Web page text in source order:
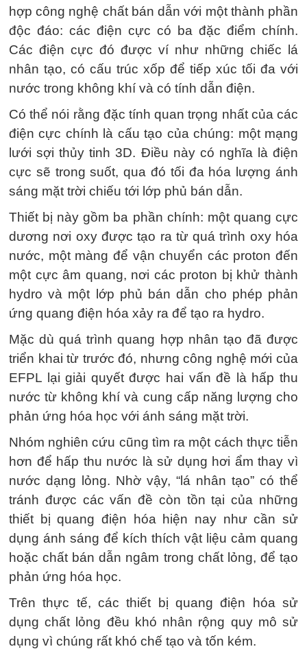
hợp công nghệ chất bán dẫn với một thành phần
độc đáo: các điện cực có ba đặc điểm chính.
Các điện cực đó được ví như những chiếc lá
nhân tạo, có cấu trúc xốp để tiếp xúc tối đa với
nước trong không khí và có tính dẫn điện.
Có thể nói rằng đặc tính quan trọng nhất của các
điện cực chính là cấu tạo của chúng: một mạng
lưới sợi thủy tinh 3D. Điều này có nghĩa là điện
cực sẽ trong suốt, qua đó tối đa hóa lượng ánh
sáng mặt trời chiếu tới lớp phủ bán dẫn.
Thiết bị này gồm ba phần chính: một quang cực
dương nơi oxy được tạo ra từ quá trình oxy hóa
nước, một màng để vận chuyển các proton đến
một cực âm quang, nơi các proton bị khử thành
hydro và một lớp phủ bán dẫn cho phép phản
ứng quang điện hóa xảy ra để tạo ra hydro.
Mặc dù quá trình quang hợp nhân tạo đã được
triển khai từ trước đó, nhưng công nghệ mới của
EFPL lại giải quyết được hai vấn đề là hấp thu
nước từ không khí và cung cấp năng lượng cho
phản ứng hóa học với ánh sáng mặt trời.
Nhóm nghiên cứu cũng tìm ra một cách thực tiễn
hơn để hấp thu nước là sử dụng hơi ẩm thay vì
nước dạng lỏng. Nhờ vậy, “lá nhân tạo” có thể
tránh được các vấn đề còn tồn tại của những
thiết bị quang điện hóa hiện nay như cần sử
dụng ánh sáng để kích thích vật liệu cảm quang
hoặc chất bán dẫn ngâm trong chất lỏng, để tạo
phản ứng hóa học.
Trên thực tế, các thiết bị quang điện hóa sử
dụng chất lỏng đều khó nhân rộng quy mô sử
dụng vì chúng rất khó chế tạo và tốn kém.